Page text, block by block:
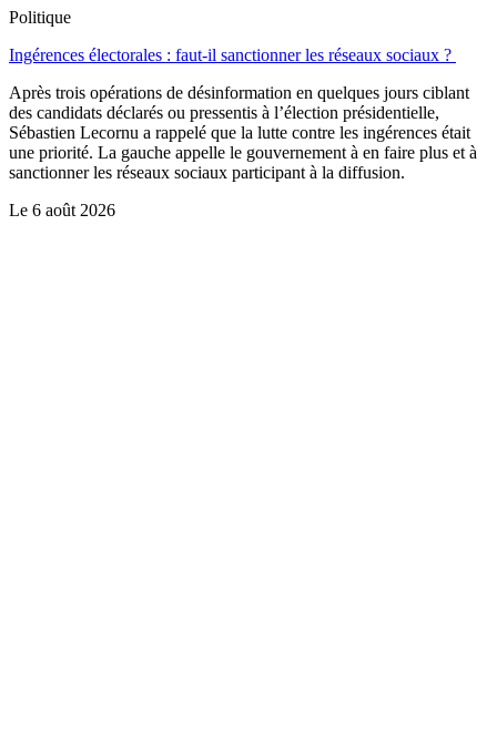
Politique
Ingérences électorales : faut-il sanctionner les réseaux sociaux ?
Après trois opérations de désinformation en quelques jours ciblant
des candidats déclarés ou pressentis à l’élection présidentielle,
Sébastien Lecornu a rappelé que la lutte contre les ingérences était
une priorité. La gauche appelle le gouvernement à en faire plus et à
sanctionner les réseaux sociaux participant à la diffusion.
Le 6 août 2026